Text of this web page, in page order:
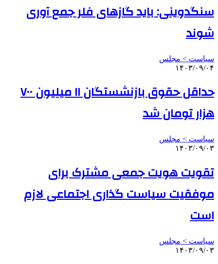
سنگدوینی: باید گازهای فلر جمع آوری
شوند
سیاست > مجلس
۱۴۰۳/۰۹/۰۴
حداقل حقوق بازنشستگان ۱۱ میلیون ۷۰۰
هزار تومان شد
سیاست > مجلس
۱۴۰۳/۰۹/۰۳
تقویت هویت جمعی مشترک برای
موفقیت سیاست گذاری اجتماعی لازم
است
سیاست > مجلس
۱۴۰۳/۰۹/۰۳